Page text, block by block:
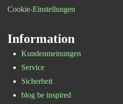
Cookie-Einstellungen
Information
Kundenmeinungen
Service
Sicherheit
blog be inspired